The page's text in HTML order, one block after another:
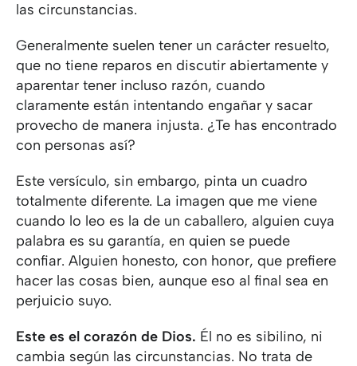
las circunstancias.
Generalmente suelen tener un carácter resuelto,
que no tiene reparos en discutir abiertamente y
aparentar tener incluso razón, cuando
claramente están intentando engañar y sacar
provecho de manera injusta. ¿Te has encontrado
con personas así?
Este versículo, sin embargo, pinta un cuadro
totalmente diferente. La imagen que me viene
cuando lo leo es la de un caballero, alguien cuya
palabra es su garantía, en quien se puede
confiar. Alguien honesto, con honor, que prefiere
hacer las cosas bien, aunque eso al final sea en
perjuicio suyo.
Este es el corazón de Dios. Él no es sibilino, ni
cambia según las circunstancias. No trata de